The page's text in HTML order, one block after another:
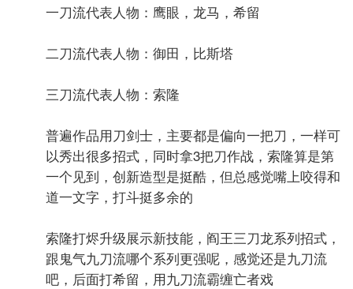
一刀流代表人物：鹰眼，龙马，希留
二刀流代表人物：御田，比斯塔
三刀流代表人物：索隆
普遍作品用刀剑士，主要都是偏向一把刀，一样可
以秀出很多招式，同时拿3把刀作战，索隆算是第
一个见到，创新造型是挺酷，但总感觉嘴上咬得和
道一文字，打斗挺多余的
索隆打烬升级展示新技能，阎王三刀龙系列招式，
跟鬼气九刀流哪个系列更强呢，感觉还是九刀流
吧，后面打希留，用九刀流霸缠亡者戏